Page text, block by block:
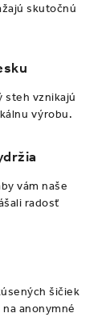
skutočnú
steh vznikajú
výrobu.
vám naše
radosť
šičiek
anonymné